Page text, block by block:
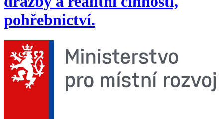
pohřebnictví.